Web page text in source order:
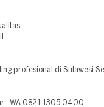
profesional di Sulawesi
: WA 0821 1305 0400